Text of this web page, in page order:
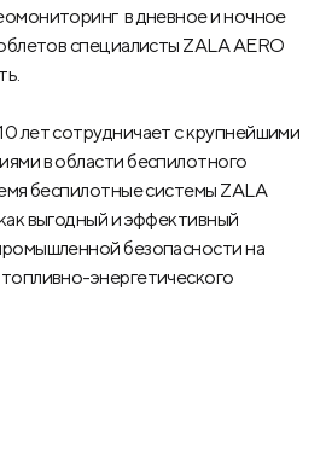
в дневное и ночное
специалисты ZALA AERO
лет сотрудничает с крупнейшими
в области беспилотного
беспилотные системы ZALA
выгодный и эффективный
безопасности на
энергетического